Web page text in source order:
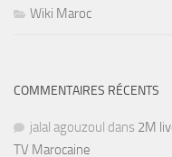
Wiki Maroc
COMMENTAIRES RÉCENTS
jalal agouzoul dans 2M
TV Marocaine